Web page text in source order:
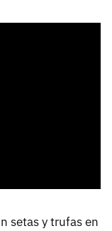
setas y trufas en